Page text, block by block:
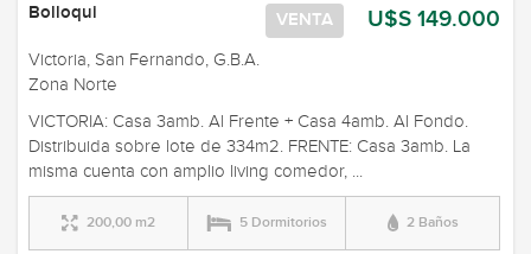
U$S 149.000
VENTA
Bolloqui
Victoria, San Fernando, G.B.A.
Zona Norte
VICTORIA: Casa 3amb. Al Frente + Casa 4amb. Al Fondo.
Distribuida sobre lote de 334m2. FRENTE: Casa 3amb. La
misma cuenta con amplio living comedor, ...
200,00 m2 5 Dormitorios 2 Baños